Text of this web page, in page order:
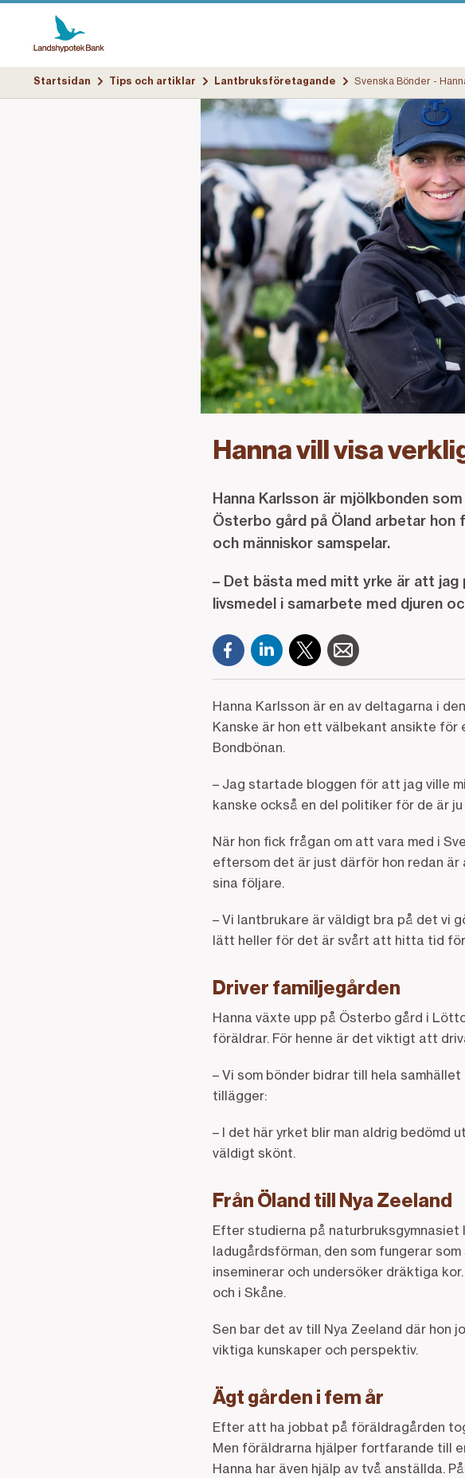
Startsidan Tips och artiklar Lantbruksföretagande
Hanna vill visa
Hanna Karlsson är mjölkbonden
Österbo gård på Öland arbetar hon
och människor samspelar.
– Det bästa med mitt yrke är att
livsmedel i samarbete med djuren
Hanna Karlsson är en av deltagarna i
Kanske är hon ett välbekant ansikte för
Bondbönan.
– Jag startade bloggen för att jag ville
kanske också en del politiker för de är
När hon fick frågan om att vara med i
eftersom det är just därför hon redan är
sina följare.
– Vi lantbrukare är väldigt bra på det vi
lätt heller för det är svårt att hitta tid
Driver familjegården
Hanna växte upp på Österbo gård i
föräldrar. För henne är det viktigt att
– Vi som bönder bidrar till hela
tillägger:
– I det här yrket blir man aldrig bedömd
väldigt skönt.
Från Öland till Nya Zeeland
Efter studierna på
ladugårdsförman, den som fungerar
inseminerar och undersöker dräktiga
och i Skåne.
Sen bar det av till Nya Zeeland där hon
viktiga kunskaper och perspektiv.
Ägt gården i fem år
Efter att ha jobbat på föräldragården
Men föräldrarna hjälper fortfarande till
Hanna har även hjälp av två anställda.